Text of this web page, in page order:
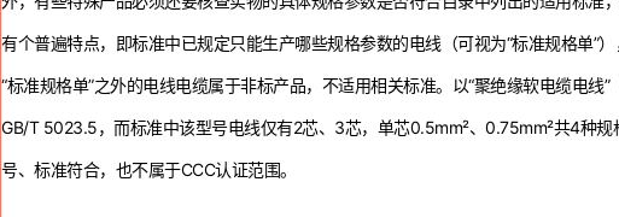
有个普遍特点，即标准中已规定只能生产哪些规格参数的电线（可视为“标准规格单”
“标准规格单”之外的电线电缆属于非标产品，不适用相关标准。以“聚绝缘软电缆电线
GB/T 5023.5，而标准中该型号电线仅有2芯、3芯，单芯0.5mm²、0.75mm²共4种
号、标准符合，也不属于CCC认证范围。